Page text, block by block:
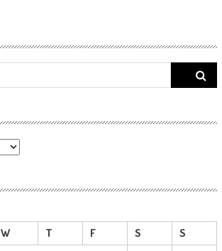
Search
for:
W T F S S